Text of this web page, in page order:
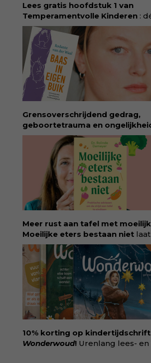
Lees gratis hoofdstuk 1 van
Temperamentvolle Kinderen :
van pedagoog Eva Bronsveld. In
Temperamentvolle kinderen vind
aan kennis en ervaring. Met ruim
verkochte exemplaren met recht
bestseller, waarmee Eva veel
kunnen helpen. Ze schrijft met
liefdevolle kijk op kinderen en
voor ouders. Download het
via:
evabronsveld.plugandpay.nl/
id=ZcYxEBJH
Grensoverschrijdend gedrag,
geboortetrauma en
geboortezorg:in Baas in eigen
filosoof en vroedvrouw Rodante
persoonlijke ervaringen aan
onrecht en introduceert ze
rechtvaardigheid als een
praktijk van zorg. Voor iedereen
begrijpen wat er speelt rond
en geboorte. Koop het boek via
singeluitgeverijen.nl/nijgh-van-
ditmar/boek/baas-in-eigen-buik
Meer rust aan tafel met
Moeilijke eters bestaan niet laat
kinderdiëtist en lactatiekundige
Demeyerzien wat er schuilgaat
eetgedrag dat ouders zorgen
aandacht voor ontwikkeling,
neurodivergentie en medische
helpt ze hardnekkige
laten en maakt ze van eten weer
moment van verbinding. Bestel
boekhandel! Lees meer over
kiind.nl/rolinde
10% korting op kindertijdschrift
Wonderwoud! Urenlang lees-